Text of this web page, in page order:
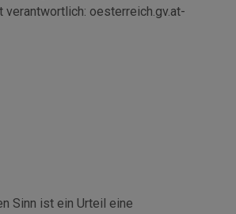
verantwortlich: oesterreich.gv.at-
Sinn ist ein Urteil eine